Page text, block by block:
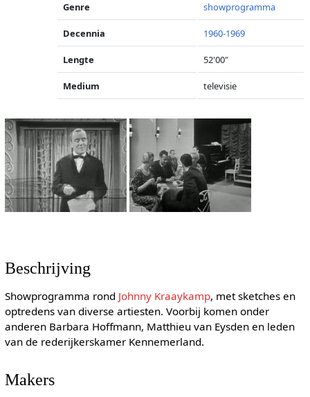
Genre showprogramma
Decennia 1960-1969
Lengte 52'00"
Medium televisie
Beschrijving
Showprogramma rond Johnny Kraaykamp, met sketches en
optredens van diverse artiesten. Voorbij komen onder
anderen Barbara Hoffmann, Matthieu van Eysden en leden
van de rederijkerskamer Kennemerland.
Makers